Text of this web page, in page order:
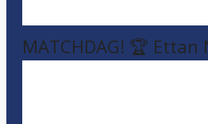
MATCHDAG! 🏆